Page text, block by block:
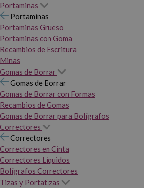
Portaminas
Portaminas
Portaminas Grueso
Portaminas con Goma
Recambios de Escritura
Minas
Gomas de Borrar
Gomas de Borrar
Gomas de Borrar con Formas
Recambios de Gomas
Gomas de Borrar para Bolígrafos
Correctores
Correctores
Correctores en Cinta
Correctores Líquidos
Bolígrafos Correctores
Tizas y Portatizas